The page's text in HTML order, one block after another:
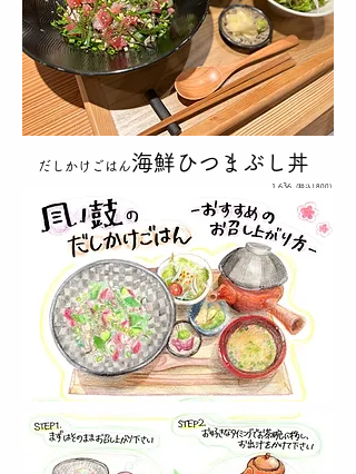
だしかけごはん海鮮ひつまぶし丼
1,636 (税込1800)